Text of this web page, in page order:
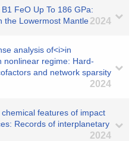
FeO Up To 186 GPa:
the Lowermost Mantle2024
analysis of<i>in
nonlinear regime: Hard-
and network sparsity
2024
features of impact
Records of interplanetary
2024